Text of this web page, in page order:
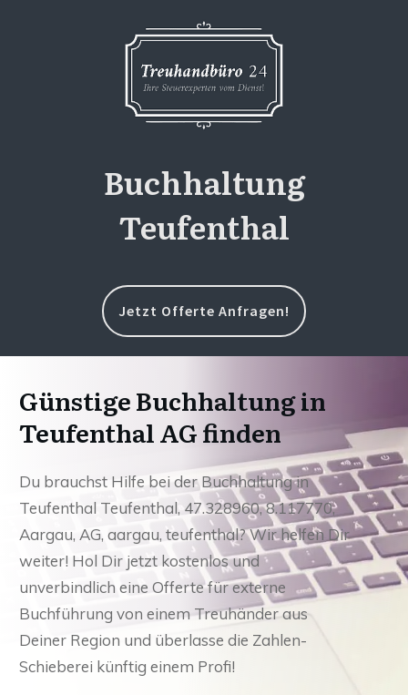
Buchhaltung
Teufenthal
Jetzt Offerte Anfragen!
Günstige Buchhaltung in
Teufenthal AG finden
Du brauchst Hilfe bei der Buchhaltung in
Teufenthal Teufenthal, 47.328960, 8.117770,
Aargau, AG, aargau, teufenthal? Wir helfen Dir
weiter! Hol Dir jetzt kostenlos und
unverbindlich eine Offerte für externe
Buchführung von einem Treuhänder aus
Deiner Region und überlasse die Zahlen-
Schieberei künftig einem Profi!